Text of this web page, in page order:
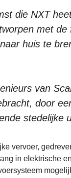
die NXT
met de
huis te
van
door
stedelijke
vervoer,
in elektrische